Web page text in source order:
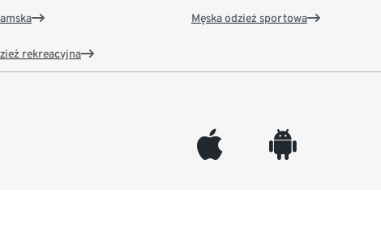
rekreacyjna
Męska odzież sportowa
appleinc android